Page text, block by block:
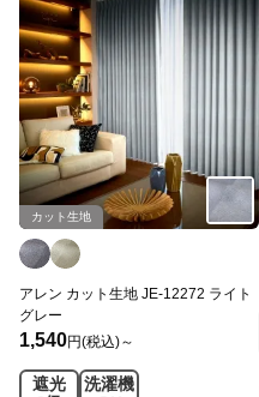
カット生地
アレン カット生地 JE-12272 ライト
グレー
1,540円(税込)～
遮光
洗濯機